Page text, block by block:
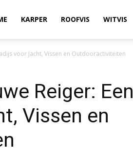
KARPER ROOFVIS WITVIS
voor Jacht, Vissen en Outdooractiviteiten
Reiger: Een
Vissen en